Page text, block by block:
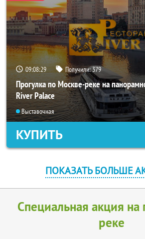
09:08:25 Получили:379
Прогулка по Москве-реке на
River Palace
Выставочная
КУПИТЬ
ПОКАЗАТЬ БОЛЬШЕ
Специальная акция на
реке